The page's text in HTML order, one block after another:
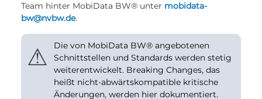
Team hinter MobiData BW® unter mobidata-
bw@nvbw.de.
⚠
Die von MobiData BW® angebotenen
Schnittstellen und Standards werden stetig
weiterentwickelt. Breaking Changes, das
heißt nicht-abwärtskompatible kritische
Änderungen, werden hier dokumentiert.